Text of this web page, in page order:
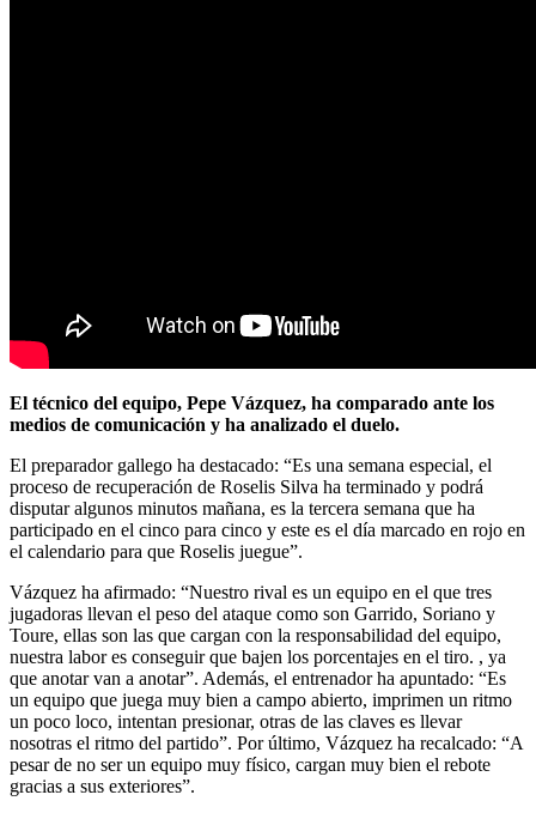
El técnico del equipo, Pepe Vázquez, ha comparado ante los
medios de comunicación y ha analizado el duelo.
El preparador gallego ha destacado: “Es una semana especial, el
proceso de recuperación de Roselis Silva ha terminado y podrá
disputar algunos minutos mañana, es la tercera semana que ha
participado en el cinco para cinco y este es el día marcado en rojo en
el calendario para que Roselis juegue”.
Vázquez ha afirmado: “Nuestro rival es un equipo en el que tres
jugadoras llevan el peso del ataque como son Garrido, Soriano y
Toure, ellas son las que cargan con la responsabilidad del equipo,
nuestra labor es conseguir que bajen los porcentajes en el tiro. , ya
que anotar van a anotar”. Además, el entrenador ha apuntado: “Es
un equipo que juega muy bien a campo abierto, imprimen un ritmo
un poco loco, intentan presionar, otras de las claves es llevar
nosotras el ritmo del partido”. Por último, Vázquez ha recalcado: “A
pesar de no ser un equipo muy físico, cargan muy bien el rebote
gracias a sus exteriores”.